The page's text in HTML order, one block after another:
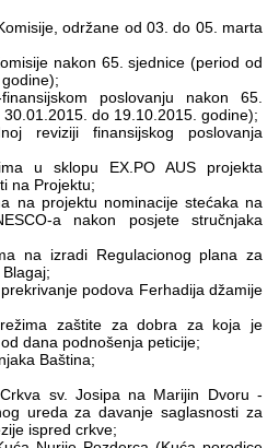
održane od 03. do 05. marta
nakon 65. sjednice (period od
poslovanju nakon 65.
do 19.10.2015. godine);
reviziji finansijskog poslovanja
u sklopu EX.PO AUS projekta
na Projektu;
na projektu nominacije stećaka na
a nakon posjete stručnjaka
na izradi Regulacionog plana za
podova Ferhadija džamije
zaštite za dobra za koja je
dana podnošenja peticije;
Baština;
sv. Josipa na Marijin Dvoru -
ureda za davanje saglasnosti za
ispred crkve;